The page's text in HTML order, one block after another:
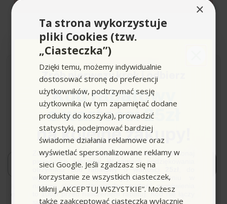
Newsletter
Zapisz się i bądź na bieżąco z naszymi nowościami i
ofertami!
*Dowiaduj się o premierach i promocjach jako pierwszy.
Możesz zrezygnować w każdej chwili. W tym celu należy
odnaleźć szczegóły w naszej informacji prawnej.
×
Ta strona wykorzystuje
pliki Cookies (tzw.
„Ciasteczka”)
Dzięki temu, możemy indywidualnie
dostosować stronę do preferencji
użytkowników, podtrzymać sesję
użytkownika (w tym zapamiętać dodane
produkty do koszyka), prowadzić
statystyki, podejmować bardziej
świadome działania reklamowe oraz
wyświetlać spersonalizowane reklamy w
sieci Google. Jeśli zgadzasz się na
korzystanie ze wszystkich ciasteczek,
kliknij „AKCEPTUJ WSZYSTKIE”. Możesz
także zaakceptować ciasteczka wyłącznie
Zrób pierwszy krok i odbierz
Kod rabatowy
o wartości 25zł
na kolejne zakupy!
Zapisz się do newslettera, załóż konto i dokonaj
pierwszych zakupów. W ramach podziękowania
otrzymasz kod rabatowy o wartości
wykorzystania przy kolejnym zamówieniu w
naszym sklepie (minimalna wartość zamówienia
to 100zł przed naliczeniem rabatu). Kod nie łączy
się z innymi kodami rabatowymi.